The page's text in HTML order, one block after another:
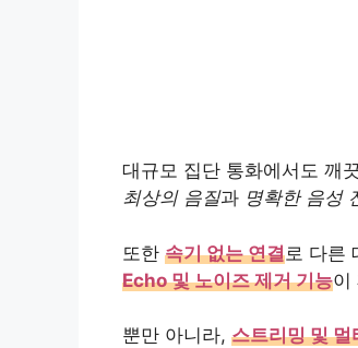
대규모 집단 통화에서도 깨
최상의 음질과 명확한 음성
또한 속기 없는 연결로 다른
Echo 및 노이즈 제거 기능이
뿐만 아니라, 스트리밍 및 멀